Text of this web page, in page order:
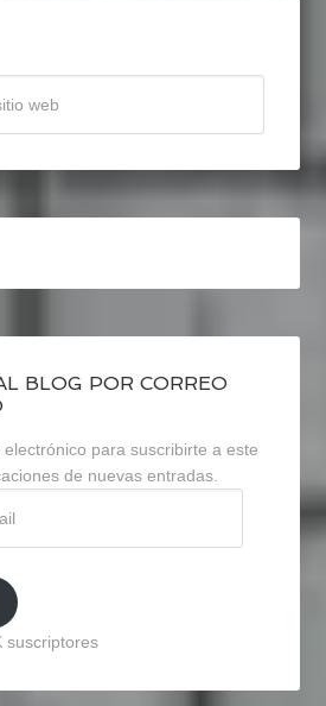
BLOG POR CORREO
para suscribirte a este
de nuevas entradas.
suscriptores